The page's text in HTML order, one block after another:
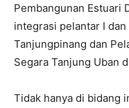
Pembangunan Estuari
integrasi pelantar I
Tanjungpinang dan
Segara Tanjung Uban
Tidak hanya di bidang